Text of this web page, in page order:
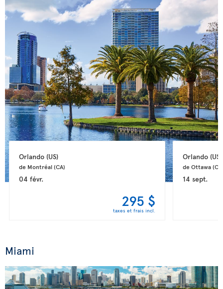
Orlando (US)
de Montréal (CA)
04 févr.
295 $
taxes et frais incl.
Orlando (US)
de Ottawa
14 sept.
Miami